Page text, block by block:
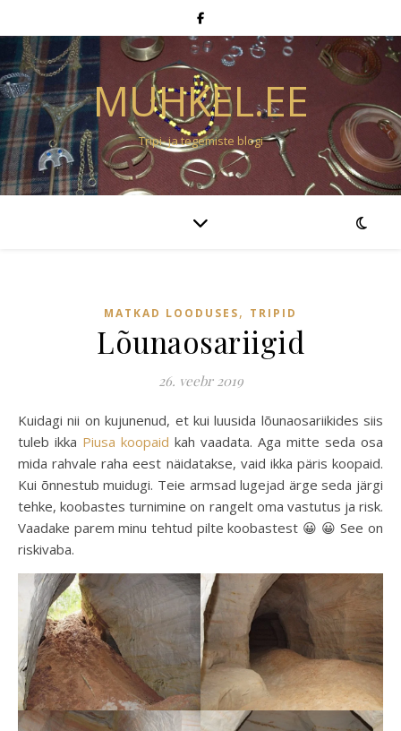
MUHKEL.EE
Tripi- ja tegemiste blogi
MATKAD LOODUSES, TRIPID
Lõunaosariigid
26. veebr 2019
Kuidagi nii on kujunenud, et kui luusida lõunaosariikides siis
tuleb ikka Piusa koopaid kah vaadata. Aga mitte seda osa
mida rahvale raha eest näidatakse, vaid ikka päris koopaid.
Kui õnnestub muidugi. Teie armsad lugejad ärge seda järgi
tehke, koobastes turnimine on rangelt oma vastutus ja risk.
Vaadake parem minu tehtud pilte koobastest 😀 😀 See on
riskivaba.